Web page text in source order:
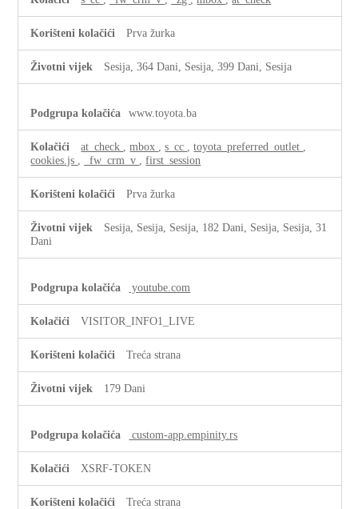
Prva žurka
Sesija, 364 Dani, Sesija, 399 Dani, Sesija
www.toyota.ba
at_check ,mbox ,s_cc ,toyota_preferred_outlet
cookies.js
_fw_crm_v ,first_session
Prva žurka
Sesija, Sesija, Sesija, 182 Dani, Sesija, Sesija, 31
Dani
youtube.com
VISITOR_INFO1_LIVE
Treća strana
179 Dani
custom-app.empinity.rs
XSRF-TOKEN
Treća strana